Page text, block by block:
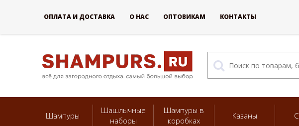
Шампуры
Шашлычные
наборы
Шампуры в
коробках
Казаны
ОПЛАТА И ДОСТАВКА О НАС ОПТОВИКАМ КОНТАКТЫ